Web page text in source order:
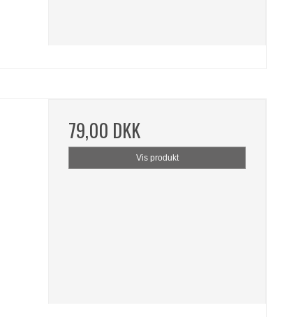
79,00 DKK
Vis produkt